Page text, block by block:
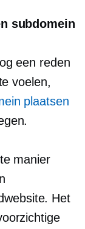
subdomein
een reden
voelen,
plaatsen
manier
Het